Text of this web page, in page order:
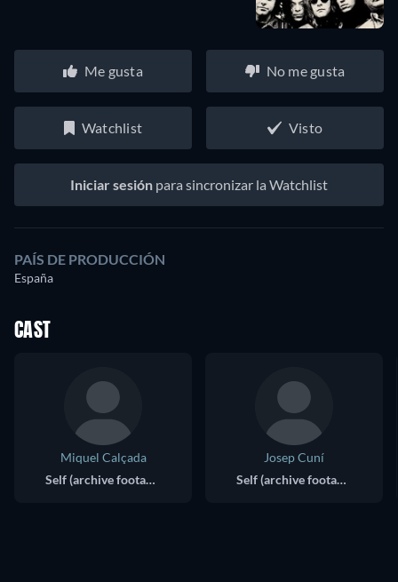
Me gusta No me gusta
Watchlist Visto
Iniciar sesión para sincronizar la Watchlist
PAÍS DE PRODUCCIÓN
España
CAST
Miquel Calçada
Self (archive footage)
Josep Cuní
Self (archive footage)